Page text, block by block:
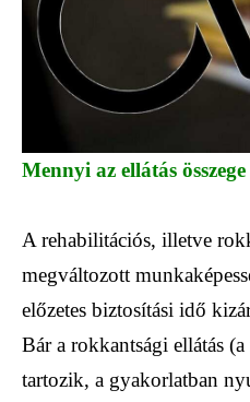
Mennyi az ellátás
A rehabilitációs, illetve
megváltozott
előzetes biztosítási idő
Bár a rokkantsági ellátás
tartozik, a gyakorlatban